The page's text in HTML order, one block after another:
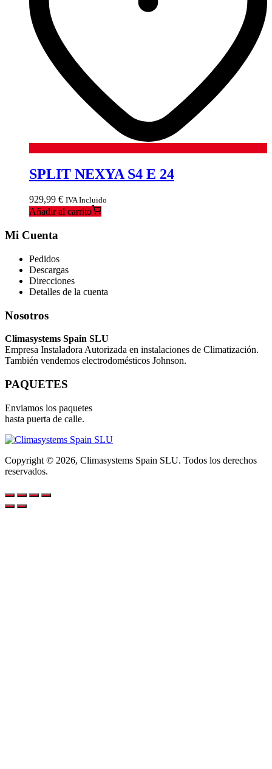
SPLIT NEXYA S4 E 24
929,99 € IVA Incluido
Añadir al carrito
Mi Cuenta
Pedidos
Descargas
Direcciones
Detalles de la cuenta
Nosotros
Climasystems Spain SLU
Empresa Instaladora Autorizada en instalaciones de Climatización.
También vendemos electrodomésticos Johnson.
PAQUETES
Enviamos los paquetes
hasta puerta de calle.
Copyright © 2026, Climasystems Spain SLU. Todos los derechos
reservados.